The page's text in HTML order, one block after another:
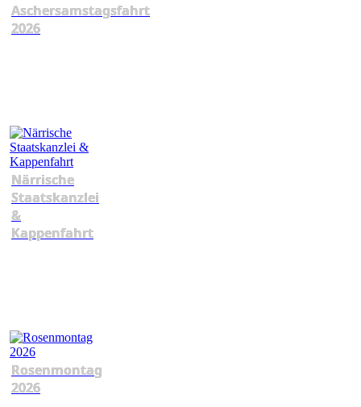
Aschersamstagsfahrt
2026
Närrische
Staatskanzlei
&
Kappenfahrt
Rosenmontag
2026